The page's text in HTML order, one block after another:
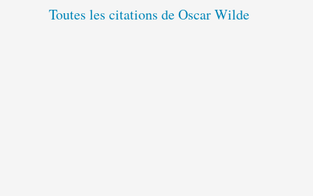
Toutes les citations de Oscar Wilde